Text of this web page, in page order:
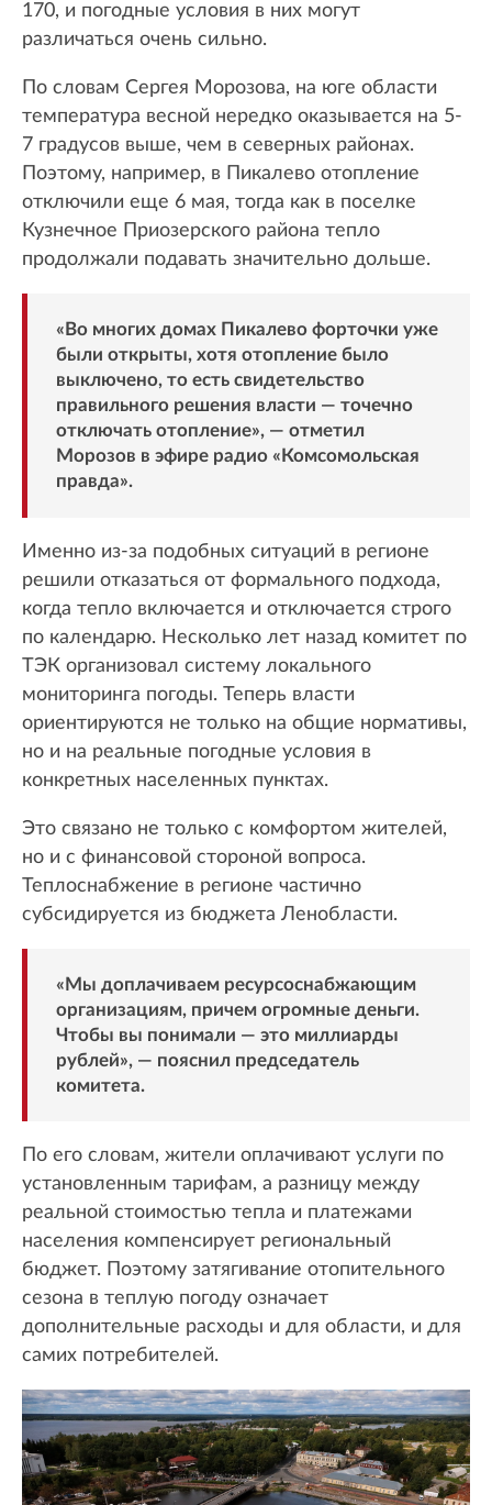
170, и погодные условия в них могут
различаться очень сильно.
По словам Сергея Морозова, на юге области
температура весной нередко оказывается на 5-
7 градусов выше, чем в северных районах.
Поэтому, например, в Пикалево отопление
отключили еще 6 мая, тогда как в поселке
Кузнечное Приозерского района тепло
продолжали подавать значительно дольше.
«Во многих домах Пикалево форточки уже
были открыты, хотя отопление было
выключено, то есть свидетельство
правильного решения власти — точечно
отключать отопление», — отметил
Морозов в эфире радио «Комсомольская
правда».
Именно из-за подобных ситуаций в регионе
решили отказаться от формального подхода,
когда тепло включается и отключается строго
по календарю. Несколько лет назад комитет по
ТЭК организовал систему локального
мониторинга погоды. Теперь власти
ориентируются не только на общие нормативы,
но и на реальные погодные условия в
конкретных населенных пунктах.
Это связано не только с комфортом жителей,
но и с финансовой стороной вопроса.
Теплоснабжение в регионе частично
субсидируется из бюджета Ленобласти.
«Мы доплачиваем ресурсоснабжающим
организациям, причем огромные деньги.
Чтобы вы понимали — это миллиарды
рублей», — пояснил председатель
комитета.
По его словам, жители оплачивают услуги по
установленным тарифам, а разницу между
реальной стоимостью тепла и платежами
населения компенсирует региональный
бюджет. Поэтому затягивание отопительного
сезона в теплую погоду означает
дополнительные расходы и для области, и для
самих потребителей.